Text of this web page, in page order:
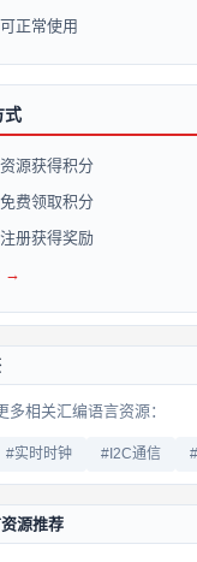
正常使用
式
资源获得积分
费领取积分
册获得奖励
→
多相关汇编语言资源：
#实时时钟 #I2C通信
源推荐